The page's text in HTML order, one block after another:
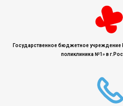
Государственное бюджетное учреждение
поликлиника №1» в